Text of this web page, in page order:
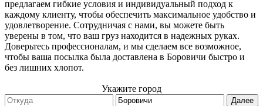
предлагаем гибкие условия и индивидуальный подход к
каждому клиенту, чтобы обеспечить максимальное удобство и
удовлетворение. Сотрудничая с нами, вы можете быть
уверены в том, что ваш груз находится в надежных руках.
Доверьтесь профессионалам, и мы сделаем все возможное,
чтобы ваша посылка была доставлена в Боровичи быстро и
без лишних хлопот.
Укажите город
Далее